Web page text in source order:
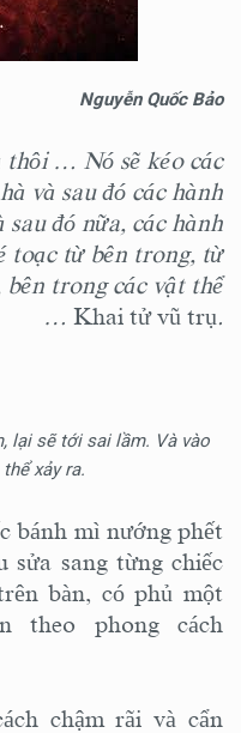
Nguyễn Quốc Bảo
thôi … Nó sẽ kéo các
và sau đó các hành
đó nữa, các hành
toạc từ bên trong, từ
trong các vật thể
… Khai tử vũ trụ.
lại sẽ tới sai lầm. Và vào
xảy ra.
bánh mì nướng phết
sửa sang từng chiếc
bàn, có phủ một
theo phong cách
chậm rãi và cẩn